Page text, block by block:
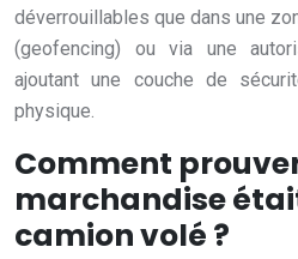
déverrouillables que dans une
(geofencing) ou via une
ajoutant une couche de
physique.
Comment
marchandise
camion volé ?